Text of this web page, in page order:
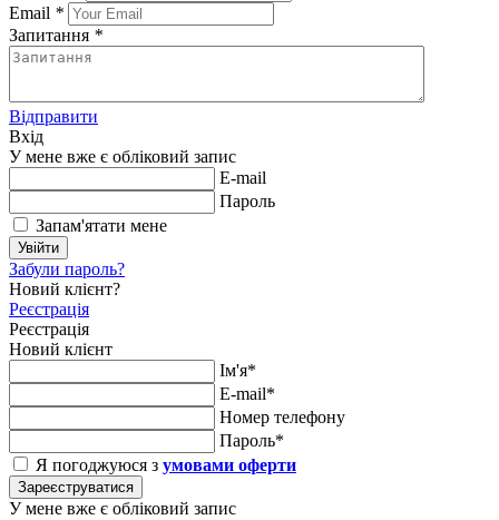
Email *
Запитання *
Відправити
Вхід
У мене вже є обліковий запис
E-mail
Пароль
Запам'ятати мене
Увійти
Забули пароль?
Новий клієнт?
Реєстрація
Реєстрація
Новий клієнт
Ім'я*
E-mail*
Номер телефону
Пароль*
Я погоджуюся з умовами оферти
Зареєструватися
У мене вже є обліковий запис